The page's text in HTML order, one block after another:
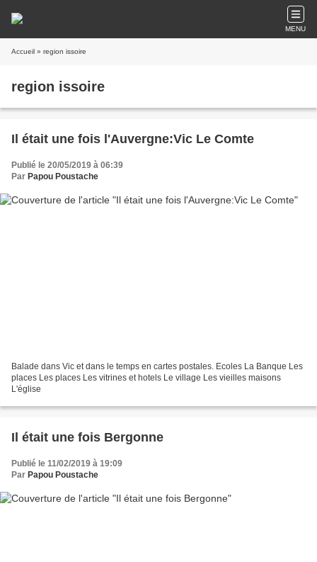
MENU
Accueil » region issoire
region issoire
Il était une fois l'Auvergne:Vic Le Comte
Publié le 20/05/2019 à 06:39
Par Papou Poustache
Balade dans Vic et dans le temps en cartes postales. Ecoles La Banque Les
places Les places Les vitrines et hotels Le village Les vieilles maisons
L'église
Il était une fois Bergonne
Publié le 11/02/2019 à 19:09
Par Papou Poustache